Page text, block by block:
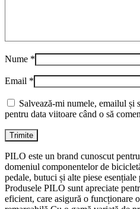
Nume *
Email *
Salvează-mi numele, emailul și
pentru data viitoare când o să
PILO este un brand cunoscut
domeniul componentelor de
pedale, butuci și alte piese
Produsele PILO sunt apreciate
eficient, care asigură o funcționare